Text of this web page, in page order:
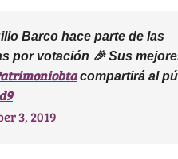
Barco hace parte de las
por votación 🎉 Sus
compartirá al
3, 2019